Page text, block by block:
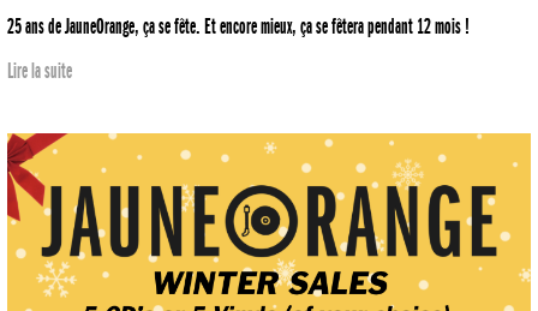
25 ans de JauneOrange, ça se fête. Et encore mieux, ça se fêtera pendant 12 mois !
Lire la suite